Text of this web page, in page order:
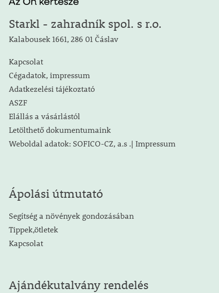
Starkl - zahradník spol. s r.o.
Kalabousek 1661, 286 01 Čáslav
Kapcsolat
Cégadatok, impressum
Adatkezelési tájékoztató
ASZF
Elállás a vásárlástól
Letölthető dokumentumaink
Weboldal adatok: SOFICO-CZ, a.s .| Impressum
Ápolási útmutató
Segítség a növények gondozásában
Tippek,ötletek
Kapcsolat
Ajándékutalvány rendelés